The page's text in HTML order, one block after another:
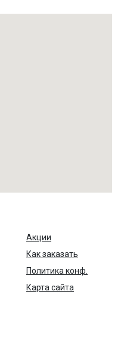
Акции
Как заказать
Политика конф.
Карта сайта